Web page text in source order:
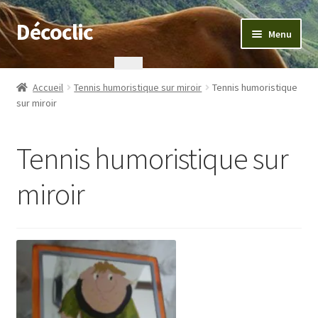
Aller
à
navigation
Aller
au
Décoclic Menu
Accueil
404 Error, content does not exist anymore
Contact
Mon compte
Panier
Accueil Tennis humoristique sur miroir
Tennis humoristique
sur miroir
Tennis humoristique sur
miroir